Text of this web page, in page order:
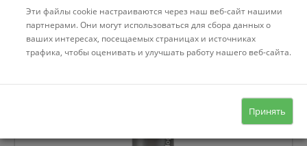
Эти файлы cookie настраиваются через наш веб-сайт нашими
партнерами. Они могут использоваться для сбора данных о
ваших интересах, посещаемых страницах и источниках
трафика, чтобы оценивать и улучшать работу нашего веб-сайта.
Принять